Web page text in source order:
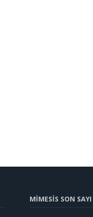
MİMESİS SON SAYI